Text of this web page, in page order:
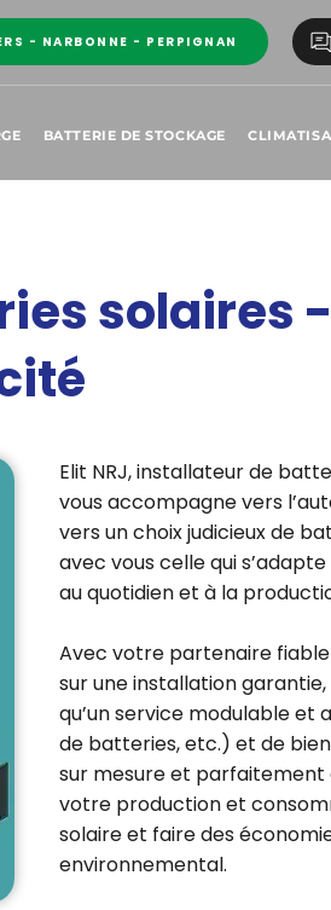
- NARBONNE - PERPIGNAN
BATTERIE DE STOCKAGE
solaires
Elit NRJ, installateur de
vous accompagne vers
vers un choix judicieux de
avec vous celle qui
au quotidien et à la
Avec votre partenaire
sur une installation
qu’un service modulable et
de batteries, etc.) et de
sur mesure et
votre production et
solaire et faire des
environnemental.